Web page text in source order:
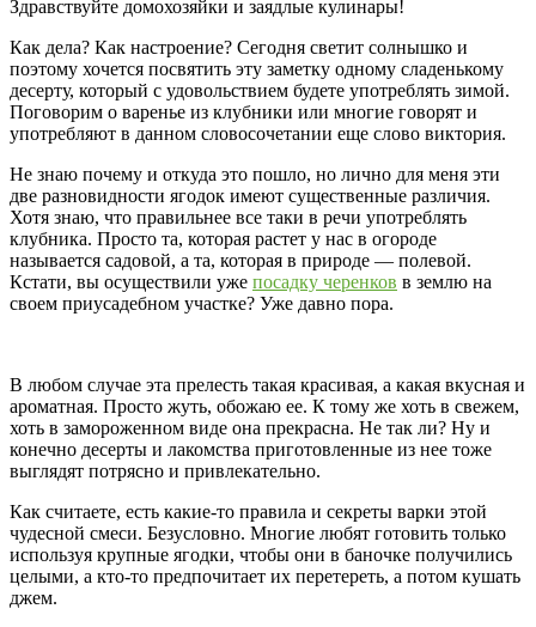
Здравствуйте домохозяйки и заядлые кулинары!
Как дела? Как настроение? Сегодня светит солнышко и
поэтому хочется посвятить эту заметку одному сладенькому
десерту, который с удовольствием будете употреблять зимой.
Поговорим о варенье из клубники или многие говорят и
употребляют в данном словосочетании еще слово виктория.
Не знаю почему и откуда это пошло, но лично для меня эти
две разновидности ягодок имеют существенные различия.
Хотя знаю, что правильнее все таки в речи употреблять
клубника. Просто та, которая растет у нас в огороде
называется садовой, а та, которая в природе — полевой.
Кстати, вы осуществили уже посадку черенков в землю на
своем приусадебном участке? Уже давно пора.
В любом случае эта прелесть такая красивая, а какая вкусная и
ароматная. Просто жуть, обожаю ее. К тому же хоть в свежем,
хоть в замороженном виде она прекрасна. Не так ли? Ну и
конечно десерты и лакомства приготовленные из нее тоже
выглядят потрясно и привлекательно.
Как считаете, есть какие-то правила и секреты варки этой
чудесной смеси. Безусловно. Многие любят готовить только
используя крупные ягодки, чтобы они в баночке получились
целыми, а кто-то предпочитает их перетереть, а потом кушать
джем.